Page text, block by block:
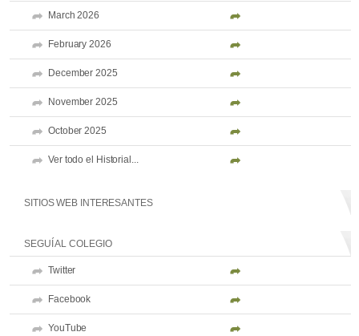
March 2026
February 2026
December 2025
November 2025
October 2025
Ver todo el Historial...
SITIOS WEB INTERESANTES
SEGUÍ AL COLEGIO
Twitter
Facebook
YouTube